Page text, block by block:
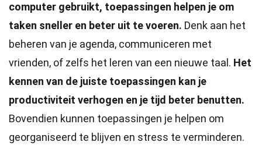
computer gebruikt, toepassingen helpen je om
taken sneller en beter uit te voeren. Denk aan het
beheren van je agenda, communiceren met
vrienden, of zelfs het leren van een nieuwe taal. Het
kennen van de juiste toepassingen kan je
productiviteit verhogen en je tijd beter benutten.
Bovendien kunnen toepassingen je helpen om
georganiseerd te blijven en stress te verminderen.